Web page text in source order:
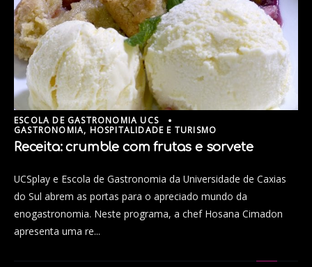
ESCOLA DE GASTRONOMIA UCS
GASTRONOMIA, HOSPITALIDADE E TURISMO
Receita: crumble com frutas e sorvete
UCSplay e Escola de Gastronomia da Universidade de Caxias
do Sul abrem as portas para o apreciado mundo da
enogastronomia. Neste programa, a chef Hosana Cimadon
apresenta uma re...